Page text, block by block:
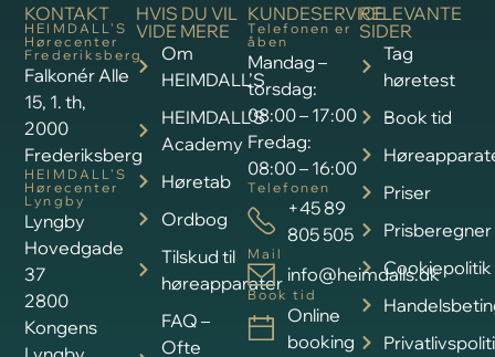
KONTAKT
HEIMDALL’S
Hørecenter
Frederiksberg
Falkonér Alle
15, 1. th,
2000
Frederiksberg
HEIMDALL’S
Hørecenter
Lyngby
Lyngby
Hovedgade
37
2800
Kongens
RELEVANTE
SIDER
Tag
høretest
Book tid
Priser
Prisberegner
Cookiepolitik
HVIS DU VIL
VIDE MERE
Om
HEIMDALL’S
HEIMDALL’S
Academy
Høretab
Ordbog
Tilskud til
høreapparater
FAQ –
Ofte
KUNDESERVICE
Telefonen er
åben
Mandag –
torsdag:
08:00 – 17:00
Fredag:
08:00 – 16:00
Telefonen
+45 89
805 505
Mail
info@heimdalls.dk
Book tid
Online
booking